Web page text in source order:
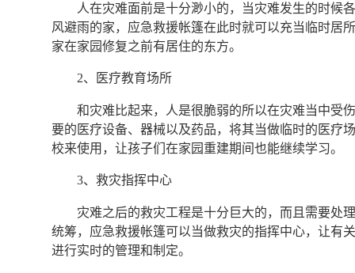
人在灾难面前是十分渺小的，当灾难发生的时候
风避雨的家，应急救援帐篷在此时就可以充当临时居
家在家园修复之前有居住的东方。
2、医疗教育场所
和灾难比起来，人是很脆弱的所以在灾难当中受
要的医疗设备、器械以及药品，将其当做临时的医疗
校来使用，让孩子们在家园重建期间也能继续学习。
3、救灾指挥中心
灾难之后的救灾工程是十分巨大的，而且需要处
统筹，应急救援帐篷可以当做救灾的指挥中心，让有
进行实时的管理和制定。